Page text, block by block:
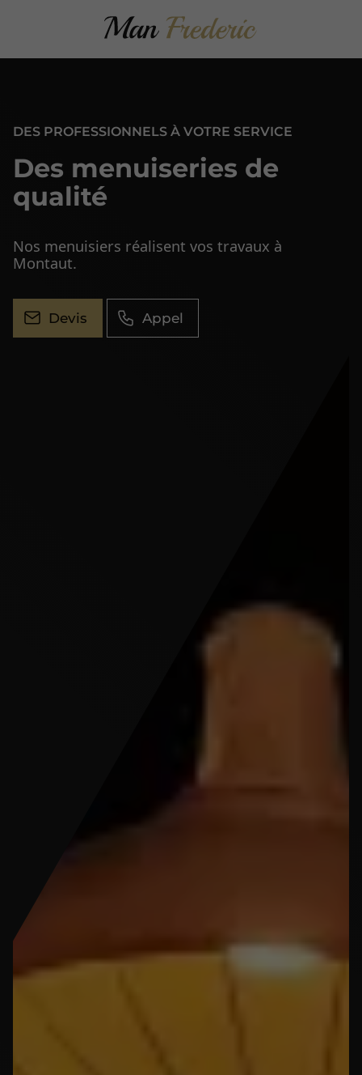
DES PROFESSIONNELS À VOTRE SERVICE
Des menuiseries de
qualité
Nos menuisiers réalisent vos travaux à
Montaut.
Devis Appel